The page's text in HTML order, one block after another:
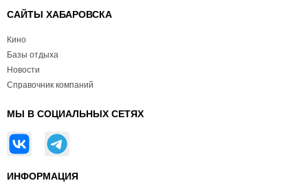
САЙТЫ ХАБАРОВСКА
Кино
Базы отдыха
Новости
Справочник компаний
МЫ В СОЦИАЛЬНЫХ СЕТЯХ
ИНФОРМАЦИЯ